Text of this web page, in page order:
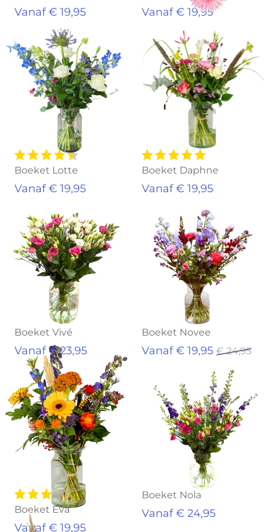
Vanaf € 19,95 Vanaf € 19,95
Boeket Lotte
Vanaf € 19,95
Boeket Daphne
Vanaf € 19,95
Boeket Vivé
Vanaf € 23,95
Aanbieding!
Boeket Novee
Vanaf € 19,95 € 24,95
Boeket Eva
Vanaf € 19,95
Boeket Nola
Vanaf € 24,95